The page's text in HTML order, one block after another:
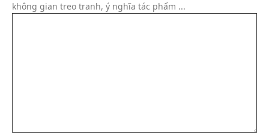
không gian treo tranh, ý nghĩa tác phẩm ...